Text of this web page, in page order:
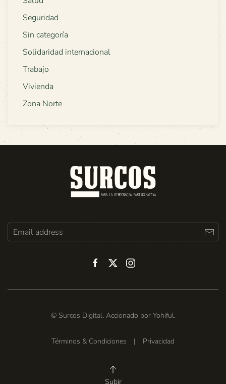
Seguridad
Sin categoría
Solidaridad internacional
Trabajo
Vivienda
Zona Norte
© Surcos Digital. Accionado por Yohiful.
Términos & Condiciones | Privacidad
Subir